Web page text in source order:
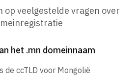
op veelgestelde vragen over
het .mn domeinnaam
de ccTLD voor Mongolië